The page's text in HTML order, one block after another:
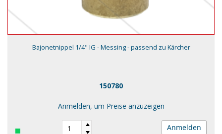
Bajonetnippel 1/4" IG - Messing - passend zu Kärcher
150780
Anmelden, um Preise anzuzeigen
Anmelden